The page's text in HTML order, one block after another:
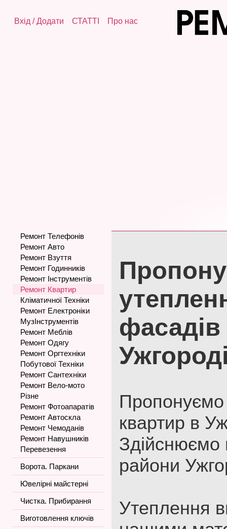
Вхід /Додати СТАТТІ Про нас
Ремонт Телефонів
Ремонт Авто
Ремонт Взуття
Ремонт Годинників
Ремонт Інструментів
Ремонт Квартир
Кліматичної Техніки
Ремонт Електроніки
МузІнструментів
Ремонт Меблів
Ремонт Одягу
Ремонт Оргтехніки
Побутової Техніки
Ремонт Сантехніки
Ремонт Вело-мото
Різне
Ремонт Фотоапаратів
Ремонт Автоскла
Ремонт Чемоданів
Ремонт Навушників
Перевезення
Ворота. Паркани
Ювелірні майстерні
Чистка. Прибирання
Виготовлення ключів
фасадів
квартир в
Здійснюємо
райони
Утеплення